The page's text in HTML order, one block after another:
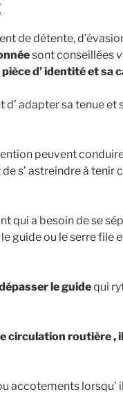
de détente,
sont conseillées
d’ identité et sa
d’ adapter sa tenue
peuvent
s’ astreindre à
qui a besoin de se
guide ou le serre file
le guidequi
circulation routière
accotements lorsqu’